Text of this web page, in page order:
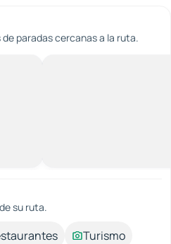
paradas cercanas a la ruta.
su ruta.
Turismo